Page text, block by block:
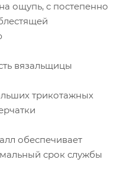
ощупь, с постепенно
вязальщицы
трикотажных
обеспечивает
срок службы